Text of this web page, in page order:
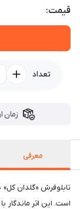
قیمت:
تعداد
زمان
معرفی
تابلوفرش «گلدان کل»